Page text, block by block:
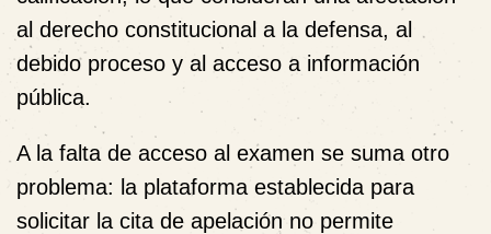
al derecho constitucional a la defensa, al
debido proceso y al acceso a información
pública.
A la falta de acceso al examen se suma otro
problema: la plataforma establecida para
solicitar la cita de apelación no permite